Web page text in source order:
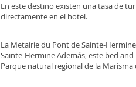
En este destino existen una tasa de
directamente en el hotel.
La Metairie du Pont de Sainte-
Sainte-Hermine Además, este bed
Parque natural regional de la Marisma